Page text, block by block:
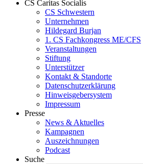
CS Caritas Socialis
CS Schwestern
Unternehmen
Hildegard Burjan
1. CS Fachkongress ME/CFS
Veranstaltungen
Stiftung
Unterstützer
Kontakt & Standorte
Datenschutzerklärung
Hinweisgebersystem
Impressum
Presse
News & Aktuelles
Kampagnen
Auszeichnungen
Podcast
Suche